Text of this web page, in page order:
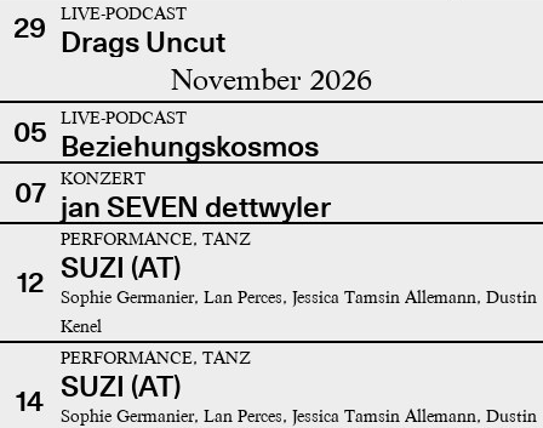
29
LIVE-PODCAST
Drags Uncut
November 2026
05 LIVE-PODCAST
Beziehungskosmos
07
KONZERT
jan SEVEN dettwyler
12
PERFORMANCE, TANZ
SUZI (AT)
Sophie Germanier, Lan Perces, Jessica Tamsin Allemann, Dustin
Kenel
14
PERFORMANCE, TANZ
SUZI (AT)
Sophie Germanier, Lan Perces, Jessica Tamsin Allemann, Dustin